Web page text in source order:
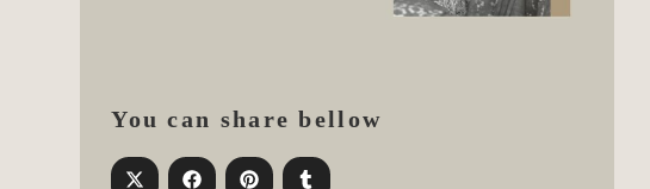
You can share bellow